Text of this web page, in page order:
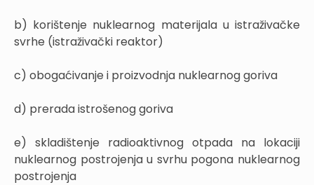
b) korištenje nuklearnog materijala u istraživačke
svrhe (istraživački reaktor)
c) obogaćivanje i proizvodnja nuklearnog goriva
d) prerada istrošenog goriva
e) skladištenje radioaktivnog otpada na lokaciji
nuklearnog postrojenja u svrhu pogona nuklearnog
postrojenja